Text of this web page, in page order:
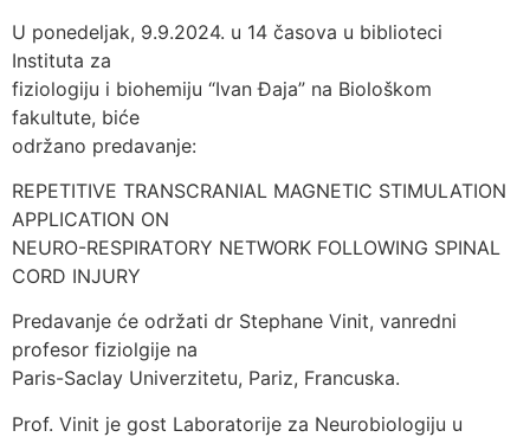
U ponedeljak, 9.9.2024. u 14 časova u biblioteci
Instituta za
fiziologiju i biohemiju “Ivan Đaja” na Biološkom
fakultute, biće
održano predavanje:
REPETITIVE TRANSCRANIAL MAGNETIC STIMULATION
APPLICATION ON
NEURO-RESPIRATORY NETWORK FOLLOWING SPINAL
CORD INJURY
Predavanje će održati dr Stephane Vinit, vanredni
profesor fiziolgije na
Paris-Saclay Univerzitetu, Pariz, Francuska.
Prof. Vinit je gost Laboratorije za Neurobiologiju u